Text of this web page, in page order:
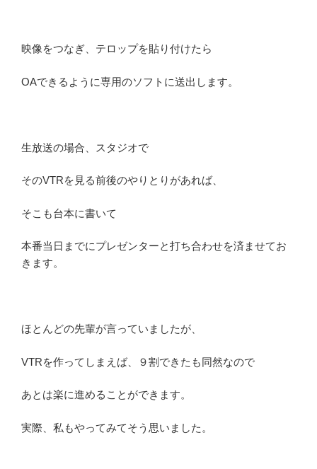
映像をつなぎ、テロップを貼り付けたら
OAできるように専用のソフトに送出します。
生放送の場合、スタジオで
そのVTRを見る前後のやりとりがあれば、
そこも台本に書いて
本番当日までにプレゼンターと打ち合わせを済ませてお
きます。
ほとんどの先輩が言っていましたが、
VTRを作ってしまえば、９割できたも同然なので
あとは楽に進めることができます。
実際、私もやってみてそう思いました。